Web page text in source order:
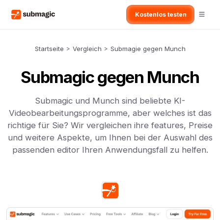
Kostenlos testen
Startseite > Vergleich > Submagie gegen Munch
Submagic gegen Munch
Submagic und Munch sind beliebte KI-
Videobearbeitungsprogramme, aber welches ist das
richtige für Sie? Wir vergleichen ihre features, Preise
und weitere Aspekte, um Ihnen bei der Auswahl des
passenden editor Ihren Anwendungsfall zu helfen.